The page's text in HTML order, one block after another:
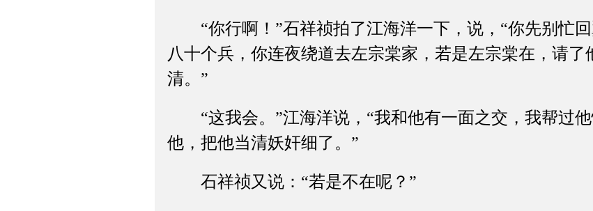
“你行啊！”石祥祯拍了江海洋一下，说，“你先别忙回
八十个兵，你连夜绕道去左宗棠家，若是左宗棠在，请了
清。”
“这我会。”江海洋说，“我和他有一面之交，我帮过他
他，把他当清妖奸细了。”
石祥祯又说：“若是不在呢？”